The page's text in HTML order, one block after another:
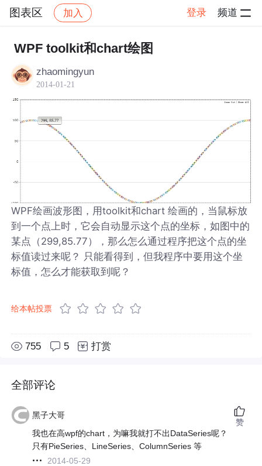
图表区 加入 登录 频道
社区 图表区 帖子详情
WPF toolkit和chart绘图
zhaomingyun
2014-01-21
WPF绘画波形图，用toolkit和chart 绘画的，当鼠标放
到一个点上时，它会自动显示这个点的坐标，如图中的
某点（299,85.77），那么怎么通过程序把这个点的坐
标值读过来呢？ 只能看得到，但我程序中要用这个坐
标值，怎么才能获取到呢？
给本帖投票
755 5 打赏
全部评论
黑子大哥
我也在高wpf的chart，为嘛我就打不出DataSeries呢？
只有PieSeries、LineSeries、ColumnSeries 等
2014-05-29
赞